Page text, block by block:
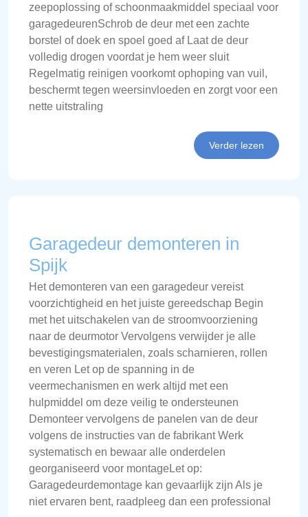
zeepoplossing of schoonmaakmiddel speciaal voor
garagedeurenSchrob de deur met een zachte
borstel of doek en spoel goed af Laat de deur
volledig drogen voordat je hem weer sluit
Regelmatig reinigen voorkomt ophoping van vuil,
beschermt tegen weersinvloeden en zorgt voor een
nette uitstraling
Verder lezen
Garagedeur demonteren in
Spijk
Het demonteren van een garagedeur vereist
voorzichtigheid en het juiste gereedschap Begin
met het uitschakelen van de stroomvoorziening
naar de deurmotor Vervolgens verwijder je alle
bevestigingsmaterialen, zoals scharnieren, rollen
en veren Let op de spanning in de
veermechanismen en werk altijd met een
hulpmiddel om deze veilig te ondersteunen
Demonteer vervolgens de panelen van de deur
volgens de instructies van de fabrikant Werk
systematisch en bewaar alle onderdelen
georganiseerd voor montageLet op:
Garagedeurdemontage kan gevaarlijk zijn Als je
niet ervaren bent, raadpleeg dan een professional